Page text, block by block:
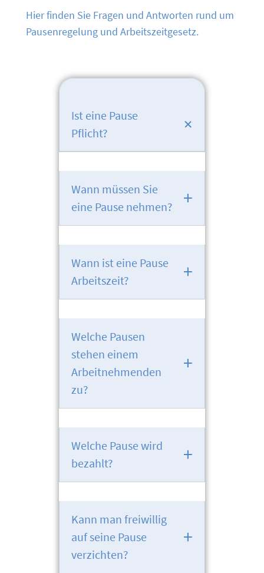
Hier finden Sie Fragen und Antworten rund um
Pausenregelung und Arbeitszeitgesetz.
Ist eine Pause
Pflicht?
Wann müssen Sie
eine Pause nehmen?
Wann ist eine Pause
Arbeitszeit?
Welche Pausen
stehen einem
Arbeitnehmenden
zu?
Welche Pause wird
bezahlt?
Kann man freiwillig
auf seine Pause
verzichten?